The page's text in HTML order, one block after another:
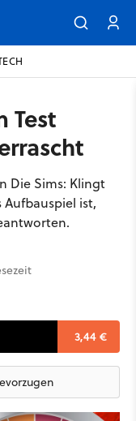
Test
Die Sims: Klingt
ist,
3,44 €